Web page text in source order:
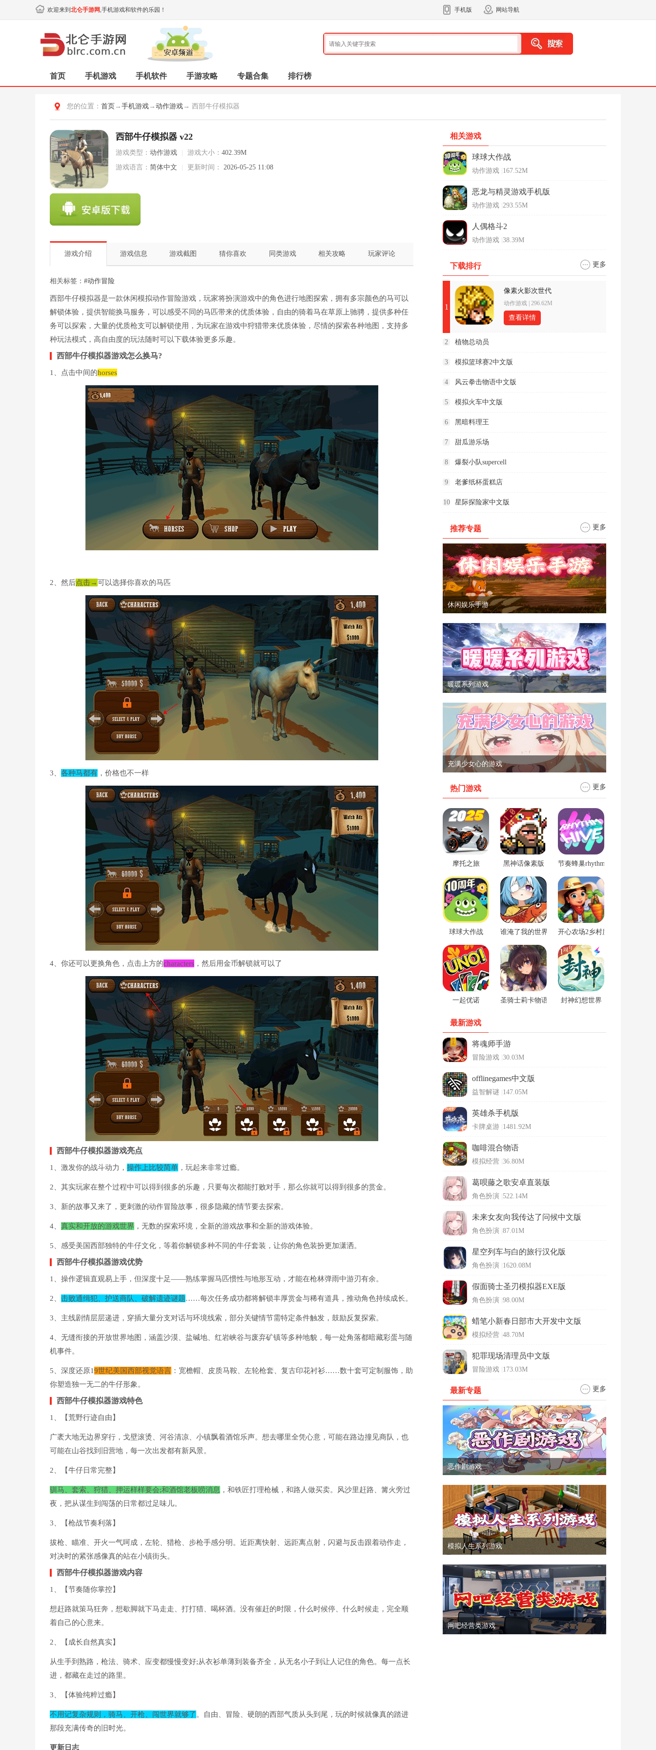
欢迎来到 北仑手游网,手机游戏和软件的乐园！ 手机版 网站导航
首页 手机游戏 手机软件 手游攻略 专题合集 排行榜
您的位置： 首页 → 手机游戏 → 动作游戏 → 西部牛仔模拟器
西部牛仔模拟器 v22
游戏类型： 动作游戏 游戏大小： 402.39M
游戏语言： 简体中文 更新时间： 2026-05-25 11:08
游戏介绍 游戏信息 游戏截图 猜你喜欢 同类游戏 相关攻略 玩家评论
相关标签： #动作冒险
西部牛仔模拟器是一款休闲模拟动作冒险游戏，玩家将扮演游戏中的角色进行地图探索，拥有多宗颜色的马可以
解锁体验，提供智能换马服务，可以感受不同的马匹带来的优质体验，自由的骑着马在草原上驰骋，提供多种任
务可以探索，大量的优质枪支可以解锁使用，为玩家在游戏中狩猎带来优质体验，尽情的探索各种地图，支持多
种玩法模式，高自由度的玩法随时可以下载体验更多乐趣。
西部牛仔模拟器游戏怎么换马?
1、点击中间的horses
2、然后点击→可以选择你喜欢的马匹
3、 各种马都有 ，价格也不一样
4、你还可以更换角色，点击上方的characters ，然后用金币解锁就可以了
西部牛仔模拟器游戏亮点
1、激发你的战斗动力， 操作上比较简单 ，玩起来非常过瘾。
2、其实玩家在整个过程中可以得到很多的乐趣，只要每次都能打败对手，那么你就可以得到很多的赏金。
3、新的故事又来了，更刺激的动作冒险故事，很多隐藏的情节要去探索。
4、 真实和开放的游戏世界 ，无数的探索环境，全新的游戏故事和全新的游戏体验。
5、感受美国西部独特的牛仔文化，等着你解锁多种不同的牛仔套装，让你的角色装扮更加潇洒。
西部牛仔模拟器游戏优势
1、操作逻辑直观易上手，但深度十足——熟练掌握马匹惯性与地形互动，才能在枪林弹雨中游刃有余。
2、 击败通缉犯、护送商队、破解遗迹谜题……每次任务成功都将解锁丰厚赏金与稀有道具，推动角色持续成长。
3、主线剧情层层递进，穿插大量分支对话与环境线索，部分关键情节需特定条件触发，鼓励反复探索。
4、无缝衔接的开放世界地图，涵盖沙漠、盐碱地、红岩峡谷与废弃矿镇等多种地貌，每一处角落都暗藏彩蛋与随
机事件。
5、深度还原19世纪美国西部视觉语言 ：宽檐帽、皮质马鞍、左轮枪套、复古印花衬衫……数十套可定制服饰，助
你塑造独一无二的牛仔形象。
西部牛仔模拟器游戏特色
1、【荒野行迹自由】
广袤大地无边界穿行，戈壁滚烫、河谷清凉、小镇飘着酒馆乐声。想去哪里全凭心意，可能在路边撞见商队，也
可能在山谷找到旧营地，每一次出发都有新风景。
2、【牛仔日常完整】
驯马、套索、狩猎、押运样样要会;和酒馆老板唠消息 ，和铁匠打理枪械，和路人做买卖。风沙里赶路、篝火旁过
夜，把从谋生到闯荡的日常都过足味儿。
3、【枪战节奏利落】
拔枪、瞄准、开火一气呵成，左轮、猎枪、步枪手感分明。近距离快射、远距离点射，闪避与反击跟着动作走，
对决时的紧张感像真的站在小镇街头。
西部牛仔模拟器游戏内容
1、【节奏随你掌控】
想赶路就策马狂奔，想歇脚就下马走走、打打猎、喝杯酒。没有催赶的时限，什么时候停、什么时候走，完全顺
着自己的心意来。
2、【成长自然真实】
从生手到熟路，枪法、骑术、应变都慢慢变好;从衣衫单薄到装备齐全，从无名小子到让人记住的角色。每一点长
进，都藏在走过的路里。
3、【体验纯粹过瘾】
不用记复杂规则，骑马、开枪、闯世界就够了 。自由、冒险、硬朗的西部气质从头到尾，玩的时候就像真的踏进
那段充满传奇的旧时光。
更新日志
相关游戏
球球大作战
动作游戏 167.52M
恶龙与精灵游戏手机版
动作游戏 293.55M
人偶格斗2
动作游戏 38.39M
下载排行 更多
1
像素火影次世代
动作游戏 296.62M
查看详情
2 植物总动员
3 模拟篮球赛2中文版
4 风云拳击物语中文版
5 模拟火车中文版
6 黑暗料理王
7 甜瓜游乐场
8 爆裂小队supercell
9 老爹纸杯蛋糕店
10 星际探险家中文版
推荐专题 更多
休闲娱乐手游
暖暖系列游戏
充满少女心的游戏
热门游戏 更多
摩托之旅 黑神话像素版 节奏蜂巢rhythm hive
球球大作战 谁淹了我的世界游戏开心农场2乡村度假中文版
一起优诺 圣骑士莉卡物语安卓手游封神幻想世界
最新游戏
将魂师手游
冒险游戏 30.03M
offlinegames中文版
益智解谜 147.05M
英雄杀手机版
卡牌桌游 1481.92M
咖啡混合物语
模拟经营 36.80M
葛呗藤之歌安卓直装版
角色扮演 522.14M
未来女友向我传达了问候中文版
角色扮演 87.01M
星空列车与白的旅行汉化版
角色扮演 1620.08M
假面骑士圣刃模拟器EXE版
角色扮演 98.00M
蜡笔小新春日部市大开发中文版
模拟经营 48.70M
犯罪现场清理员中文版
冒险游戏 173.03M
最新专题 更多
恶作剧游戏
模拟人生系列游戏
网吧经营类游戏